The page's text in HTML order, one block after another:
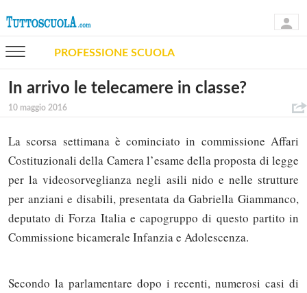
PROFESSIONE SCUOLA
In arrivo le telecamere in classe?
10 maggio 2016
La scorsa settimana è cominciato in commissione Affari
Costituzionali della Camera l’esame della proposta di legge
per la videosorveglianza negli asili nido e nelle strutture
per anziani e disabili, presentata da Gabriella Giammanco,
deputato di Forza Italia e capogruppo di questo partito in
Commissione bicamerale Infanzia e Adolescenza.
Secondo la parlamentare dopo i recenti, numerosi casi di